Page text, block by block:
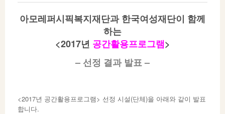
아모레퍼시픽복지재단과 한국여성재단이 함께
하는
<2017년 공간활용프로그램>
– 선정 결과 발표–
<2017년 공간활용프로그램> 선정 시설(단체)을 아래와 같이 발표
합니다.